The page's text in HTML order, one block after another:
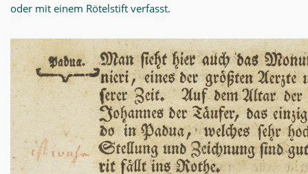
oder mit einem Rötelstift verfasst.